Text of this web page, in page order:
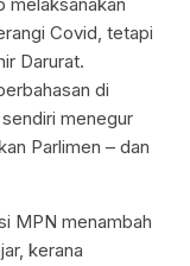
melaksanakan
Covid, tetapi
Darurat.
di
menegur
Parlimen – dan
MPN menambah
kerana